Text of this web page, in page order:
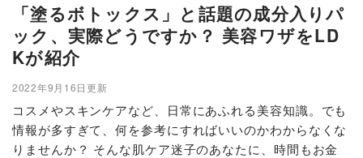
「塗るボトックス」と話題の成分入りパ
ック、実際どうですか？ 美容ワザをLD
Kが紹介
2022年9月16日更新
コスメやスキンケアなど、日常にあふれる美容知識。でも
情報が多すぎて、何を参考にすればいいのかわからなくな
りませんか？ そんな肌ケア迷子のあなたに、時間もお金